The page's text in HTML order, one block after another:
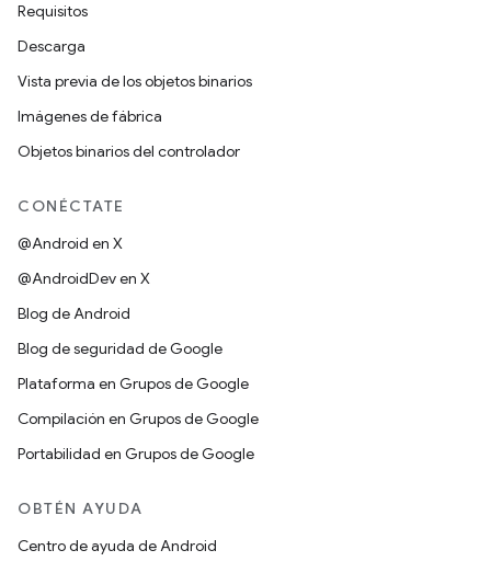
Requisitos
Descarga
Vista previa de los objetos binarios
Imágenes de fábrica
Objetos binarios del controlador
CONÉCTATE
@Android en X
@AndroidDev en X
Blog de Android
Blog de seguridad de Google
Plataforma en Grupos de Google
Compilación en Grupos de Google
Portabilidad en Grupos de Google
OBTÉN AYUDA
Centro de ayuda de Android